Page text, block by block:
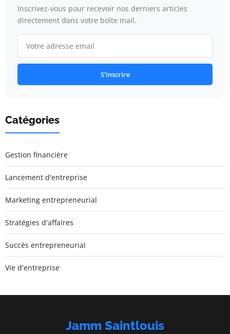
Inscrivez-vous pour recevoir nos derniers articles
directement dans votre boîte mail.
S'inscrire
Catégories
Gestion financière
Lancement d'entreprise
Marketing entrepreneurial
Stratégies d'affaires
Succès entrepreneurial
Vie d'entreprise
Jamm Saintlouis